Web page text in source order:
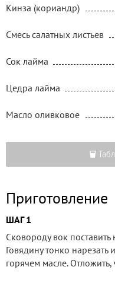
Кинза (кориандр)
Смесь салатных листьев
Сок лайма
Цедра лайма
Масло оливковое
Приготовление
ШАГ 1
Сковороду вок
Говядину тонко
горячем масле.